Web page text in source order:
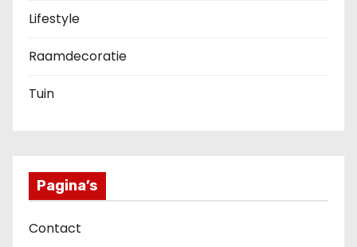
Lifestyle
Raamdecoratie
Tuin
Pagina’s
Contact